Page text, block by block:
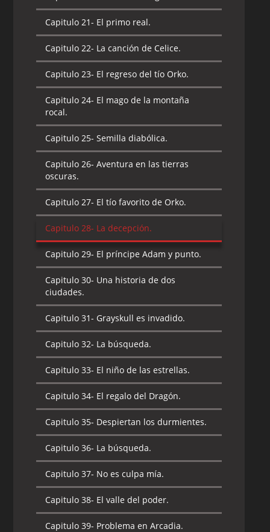
Capitulo 21- El primo real.
Capitulo 22- La canción de Celice.
Capitulo 23- El regreso del tío Orko.
Capitulo 24- El mago de la montaña
rocal.
Capitulo 25- Semilla diabólica.
Capitulo 26- Aventura en las tierras
oscuras.
Capitulo 27- El tío favorito de Orko.
Capitulo 28- La decepción.
Capitulo 29- El príncipe Adam y punto.
Capitulo 30- Una historia de dos
ciudades.
Capitulo 31- Grayskull es invadido.
Capitulo 32- La búsqueda.
Capitulo 33- El niño de las estrellas.
Capitulo 34- El regalo del Dragón.
Capitulo 35- Despiertan los durmientes.
Capitulo 36- La búsqueda.
Capitulo 37- No es culpa mía.
Capitulo 38- El valle del poder.
Capitulo 39- Problema en Arcadia.